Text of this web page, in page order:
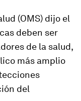
(OMS) dijo el
deben ser
de la salud,
más amplio
del